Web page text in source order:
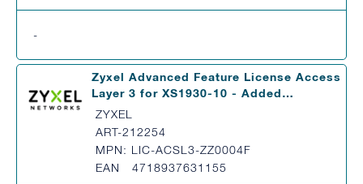
-
Zyxel Advanced Feature License Access
Layer 3 for XS1930-10 - Added…
ZYXEL
ART-212254
MPN: LIC-ACSL3-ZZ0004F
EAN 4718937631155